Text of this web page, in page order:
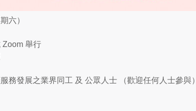
六）
Zoom 舉行
務發展之業界同工 及 公眾人士 （歡迎任何人士參與）